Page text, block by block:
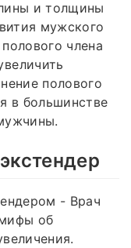
и толщины
мужского
члена
полового
в большинстве
- Врач
об